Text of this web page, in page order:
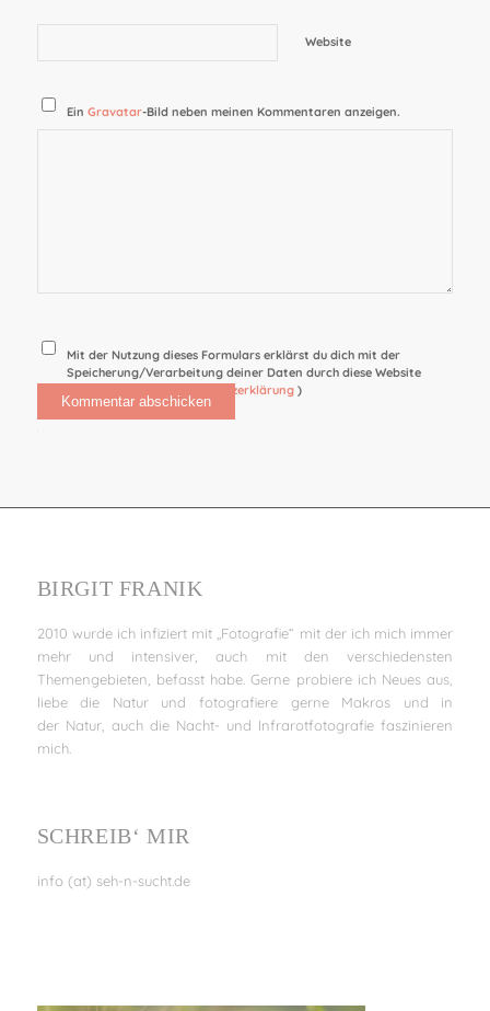
Website
EinGravatar-Bild neben meinen Kommentaren anzeigen.
Mit der Nutzung dieses Formulars erklärst du dich mit der
Speicherung/Verarbeitung deiner Daten durch diese Website
Datenschutzerklärung)
BIRGIT FRANIK
2010 wurde ich infiziert mit „Fotografie“ mit der ich mich immer
mehr und intensiver, auch mit den verschiedensten
Themengebieten, befasst habe. Gerne probiere ich Neues aus,
liebe die Natur und fotografiere gerne Makros und in
der Natur, auch die Nacht- und Infrarotfotografie faszinieren
mich.
SCHREIB‘ MIR
info (at) seh-n-sucht.de